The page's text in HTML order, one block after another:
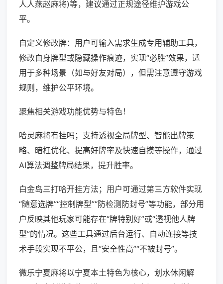
人人燕赵麻将)等，建议通过正规途径维护游戏公
平。
自定义修改牌：用户可输入需求生成专用辅助工具，
修改自身牌型或隐藏操作痕迹，实现“必胜”效果，适
用于多种场景（如与好友对局），但需注意遵守游戏
规则，维护公平环境。
聚焦相关游戏功能优势与特色！
哈灵麻将有挂吗；支持透视全局牌型、智能出牌策
略、暗杠优化、提高好牌率及快速自摸等操作，通过
AI算法调整牌局结果，提升胜率。
白金岛三打哈开挂方法；用户可通过第三方软件实现
“随意选牌”“控制牌型”“防检测防封号”等功能，部分用
户反映其他玩家可能存在“牌特别好”或“透视他人牌
型”的情况。这些工具通过后台运行、自动连接等技
术手段实现不平公，且“安全性高”“不被封号”。
微乐宁夏麻将以宁夏本土特色为核心，划水休闲解